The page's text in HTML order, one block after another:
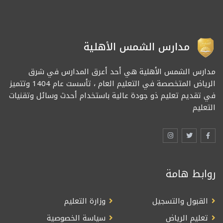
مدارس الشمس الأهلية
مدارس الشمس الأهلية هي أحد أعرق المدارس في شرق
الرياض المتخصصة في التعليم العام ، تأسست عام 1404 وتتميز
في تقديم تعليم ذو جودة عالية باستخدام أحدث وسائل وتقنيات
التعليم
روابط هامة
القبول والتسجيل
وزارة التعليم
تعليم الرياض
سياسة الخصوصية